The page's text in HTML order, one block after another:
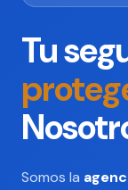
Tu
Somos la